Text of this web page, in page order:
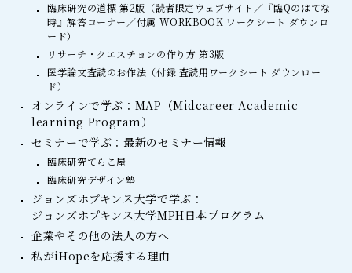
臨床研究の道標 第2版（読者限定ウェブサイト／『臨Qのはてな
時』解答コーナー／付属 WORKBOOK ワークシート ダウンロ
ード）
リサーチ・クエスチョンの作り方 第3版
医学論文査読のお作法（付録 査読用ワークシート ダウンロー
ド）
オンラインで学ぶ：MAP（Midcareer Academic
learning Program）
セミナーで学ぶ：最新のセミナー情報
臨床研究てらこ屋
臨床研究デザイン塾
ジョンズホプキンス大学で学ぶ：
ジョンズホプキンス大学MPH日本プログラム
企業やその他の法人の方へ
私がiHopeを応援する理由